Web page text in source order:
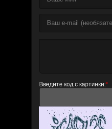
Введите код с картинки:*